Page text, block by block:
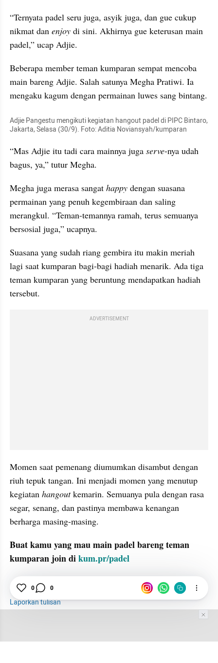
“Ternyata padel seru juga, asyik juga, dan gue cukup
nikmat dan enjoy di sini. Akhirnya gue keterusan main
padel,” ucap Adjie.
Beberapa member teman kumparan sempat mencoba
main bareng Adjie. Salah satunya Megha Pratiwi. Ia
mengaku kagum dengan permainan luwes sang bintang.
Adjie Pangestu mengikuti kegiatan hangout padel di PIPC Bintaro,
Jakarta, Selasa (30/9). Foto: Aditia Noviansyah/kumparan
“Mas Adjie itu tadi cara mainnya juga serve-nya udah
bagus, ya,” tutur Megha.
Megha juga merasa sangat happy dengan suasana
permainan yang penuh kegembiraan dan saling
merangkul. “Teman-temannya ramah, terus semuanya
bersosial juga,” ucapnya.
Suasana yang sudah riang gembira itu makin meriah
lagi saat kumparan bagi-bagi hadiah menarik. Ada tiga
teman kumparan yang beruntung mendapatkan hadiah
tersebut.
ADVERTISEMENT
Momen saat pemenang diumumkan disambut dengan
riuh tepuk tangan. Ini menjadi momen yang menutup
kegiatan hangout kemarin. Semuanya pula dengan rasa
segar, senang, dan pastinya membawa kenangan
berharga masing-masing.
Buat kamu yang mau main padel bareng teman
kumparan join di kum.pr/padel
Padel Komunitas
Adjie Pangestu
Laporkan tulisan
0 0